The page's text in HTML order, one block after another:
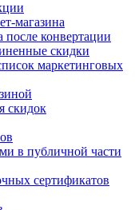
магазина
после конвертации
скидки
маркетинговых
скидок
в публичной части
сертификатов